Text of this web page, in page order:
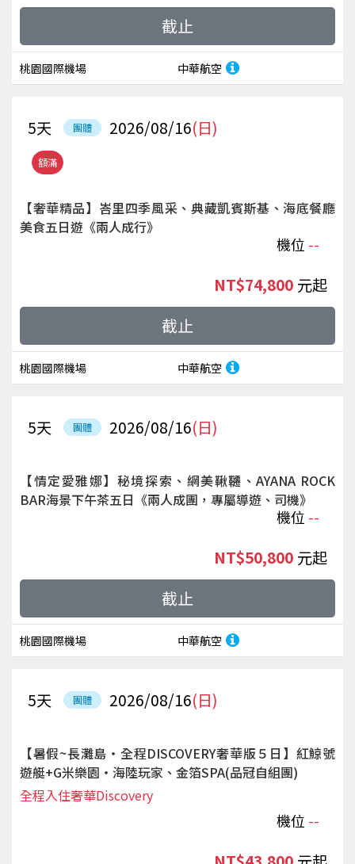
桃園國際機場 中華航空
截止
額滿
團體 2026/08/16(日)
5天
【奢華精品】峇里四季風采、典藏凱賓斯基、海底餐廳
美食五日遊《兩人成行》
機位 --
桃園國際機場 中華航空
NT$74,800 起
截止
團體 2026/08/16(日)
5天
【情定愛雅娜】秘境探索、網美鞦韆、AYANA ROCK
BAR海景下午茶五日《兩人成團，專屬導遊、司機》
機位 --
桃園國際機場 中華航空
NT$50,800 起
截止
團體 2026/08/16(日)
5天
【暑假~長灘島‧全程DISCOVERY奢華版５日】紅鯨號
遊艇+G米樂園‧海陸玩家、金箔SPA(品冠自組團)
機位 --
全程入住奢華Discovery